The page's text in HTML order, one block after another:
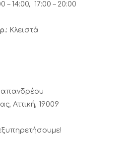
– 14:00, 17:00 – 20:00
Κλειστά
Αττική, 19009